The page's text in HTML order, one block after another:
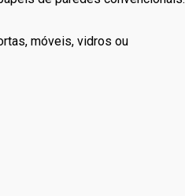
móveis, vidros ou